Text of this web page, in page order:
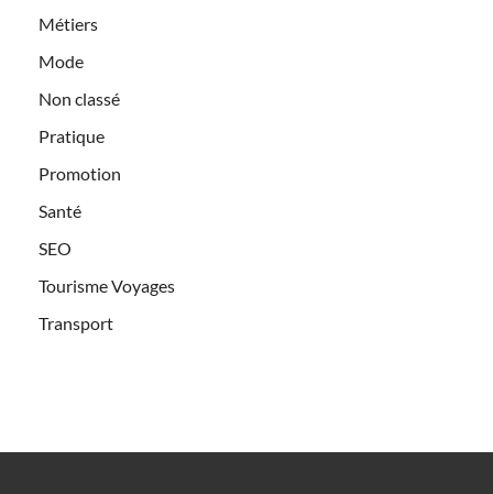
Métiers
Mode
Non classé
Pratique
Promotion
Santé
SEO
Tourisme Voyages
Transport